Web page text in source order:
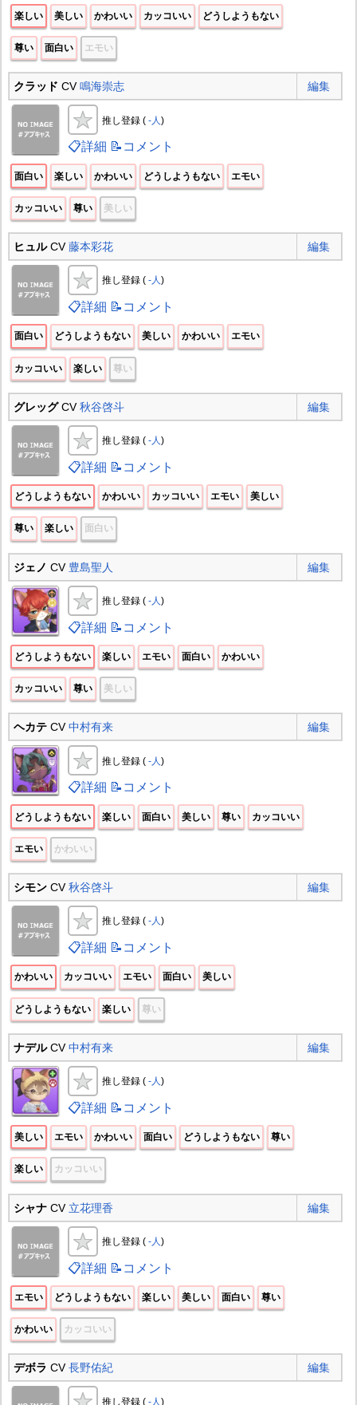
楽しい 美しい かわいい カッコいい どうしようもない
尊い 面白い エモい
クラッド CV鳴海崇志 編集
推し登録 ( -人 )
📋詳細 📝コメント
面白い 楽しい かわいい どうしようもない エモい
カッコいい 尊い 美しい
ヒュルCV藤本彩花 編集
推し登録 ( -人)
📋詳細 📝コメント
面白い どうしようもない 美しい かわいい エモい
カッコいい 楽しい 尊い
グレッグCV秋谷啓斗 編集
推し登録 ( -人)
📋詳細 📝コメント
どうしようもない かわいい カッコいい エモい 美しい
尊い 楽しい 面白い
ジェノ CV 豊島聖人 編集
推し登録 ( -人)
📋詳細 📝コメント
どうしようもない 楽しい エモい 面白い かわいい
カッコいい 尊い 美しい
ヘカテCV中村有来 編集
推し登録 ( -人 )
📋詳細 📝コメント
どうしようもない 楽しい 面白い 美しい 尊い カッコいい
エモい かわいい
シモンCV秋谷啓斗 編集
推し登録 ( -人)
📋詳細 📝コメント
かわいい カッコいい エモい 面白い 美しい
どうしようもない 楽しい 尊い
ナデルCV中村有来 編集
推し登録 ( -人)
📋詳細 📝コメント
美しい エモい かわいい 面白い どうしようもない 尊い
楽しい カッコいい
シャナCV 立花理香 編集
推し登録 ( -人)
📋詳細 📝コメント
エモい どうしようもない 楽しい 美しい 面白い 尊い
かわいい カッコいい
デボラ CV長野佑紀 編集
推し登録 ( -人 )